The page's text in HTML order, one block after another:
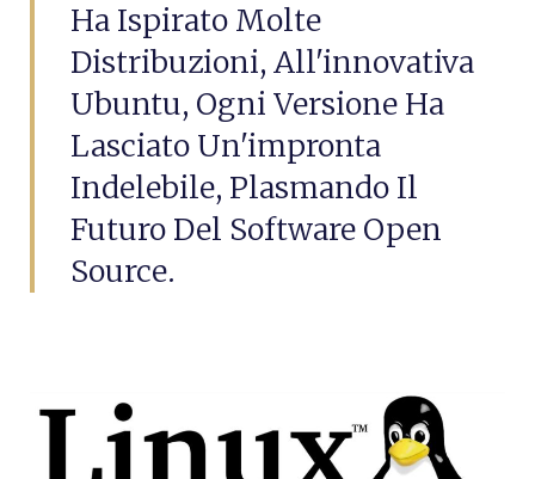
Ha Ispirato Molte
Distribuzioni, All'innovativa
Ubuntu, Ogni Versione Ha
Lasciato Un'impronta
Indelebile, Plasmando Il
Futuro Del Software Open
Source.